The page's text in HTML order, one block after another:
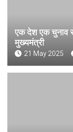
एक देश एक चुनाव
मुख्यमंत्री
21 May 2025